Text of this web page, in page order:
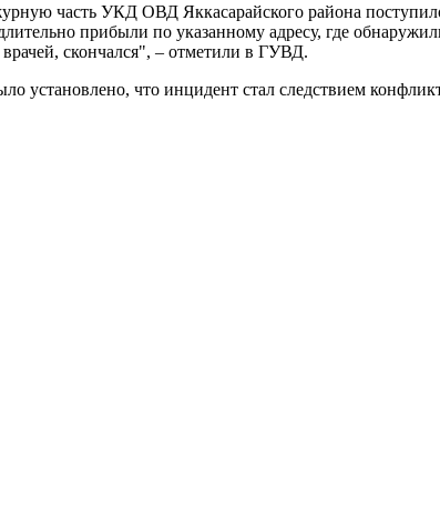
часть УКД ОВД Яккасарайского района
прибыли по указанному адресу, где
врачей, скончался", – отметили в ГУВД.
установлено, что инцидент стал следствием